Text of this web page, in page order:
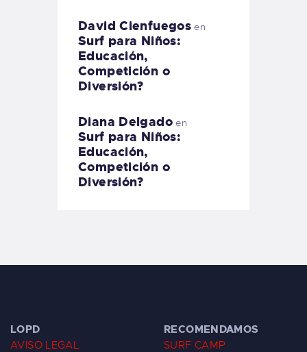
David Cienfuegos en
Surf para Niños:
Educación,
Competición o
Diversión?
Diana Delgadoen
Surf para Niños:
Educación,
Competición o
Diversión?
LOPD
AVISO LEGAL
RECOMENDAMOS
SURF CAMP